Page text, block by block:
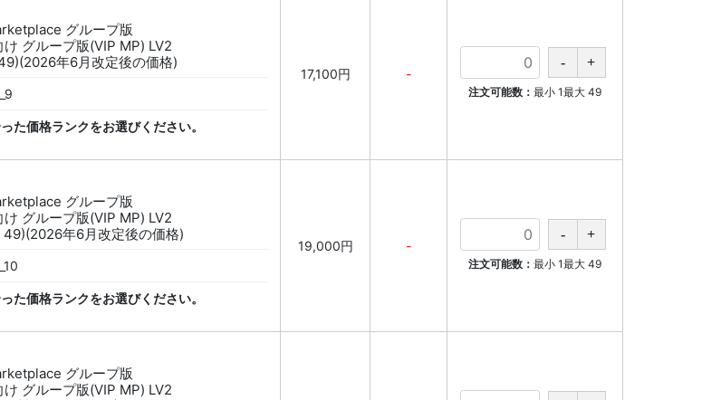
グループ版
グループ版(VIP MP) LV2
年6月改定後の価格)
た価格ランクをお選びください。
17,100円 -
注文可能数： 最小 1最大 49
グループ版
グループ版(VIP MP) LV2
年6月改定後の価格)
た価格ランクをお選びください。
19,000円 -
注文可能数： 最小 1最大 49
グループ版
グループ版(VIP MP) LV2